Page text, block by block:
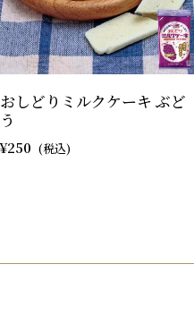
おしどりミルクケーキ ぶど
う
250